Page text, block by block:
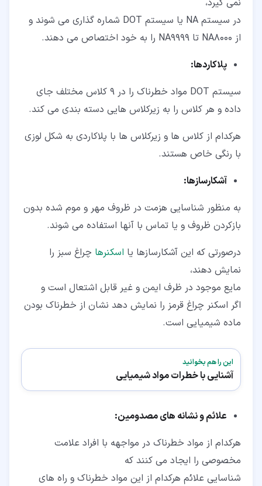
در سیستم NA یا سیستم DOT شماره گذاری می شوند و
از NA8000 تا NA9999 را به خود اختصاص می دهند.
پلاکاردها:
سیستم DOT مواد خطرناک را در 9 کلاس مختلف جای
داده و هر کلاس را به زیرکلاس هایی دسته بندی می کند.
هرکدام از کلاس ها و زیرکلاس ها با پلاکاردی به شکل لوزی
با رنگی خاص هستند.
آشکارسازها:
به منظور شناسایی هزمت در ظروف مهر و موم شده بدون
بازکردن ظروف و یا تماس با آنها استفاده می شوند.
درصورتی که این آشکارسازها یا اسکنرها چراغ سبز را
نمایش دهند،
مایع موجود در ظرف ایمن و غیر قابل اشتعال است و
اگر اسکنر چراغ قرمز را نمایش دهد نشان از خطرناک بودن
ماده شیمیایی است.
این را هم بخوانید
آشنایی با خطرات مواد شیمیایی
علائم و نشانه های مصدومین:
هرکدام از مواد خطرناک در مواجهه با افراد علامت
مخصوصی را ایجاد می کنند که
شناسایی علائم هرکدام از این مواد خطرناک و راه های